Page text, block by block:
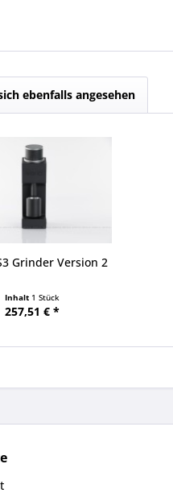
ebenfalls angesehen
Grinder Version 2
Inhalt 1 Stück
257,51 € *